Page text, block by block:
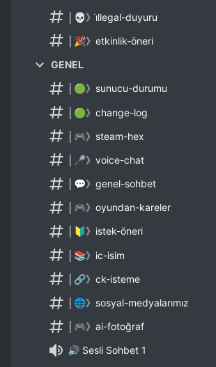
│💀》i̇llegal-duyuru
│🎉》etkinlik-öneri
GENEL
│🟢》sunucu-durumu
│🟢》change-log
│🎮》steam-hex
│🎤》voice-chat
│💬》genel-sohbet
│🎮》oyundan-kareler
│🔰》istek-öneri
│📚》ic-isim
│🔗》ck-isteme
│🌐》sosyal-medyalarımız
│🎮》ai-fotoğraf
🔊 Sesli Sohbet 1